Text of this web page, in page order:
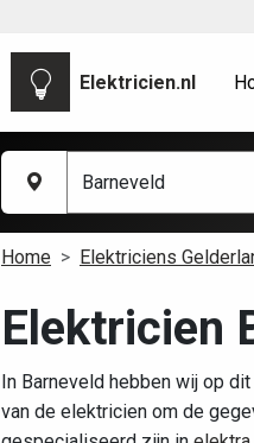
Elektricien.nl
Home Elektriciens
Elektricien
In Barneveld hebben wij op
van de elektricien om de